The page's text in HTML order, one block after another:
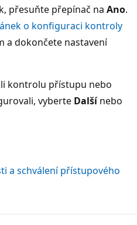
přesuňte přepínač na Ano.
o konfiguraci kontroly
a dokončete nastavení
kontrolu přístupu nebo
vyberte Dalšínebo
a schválení přístupového